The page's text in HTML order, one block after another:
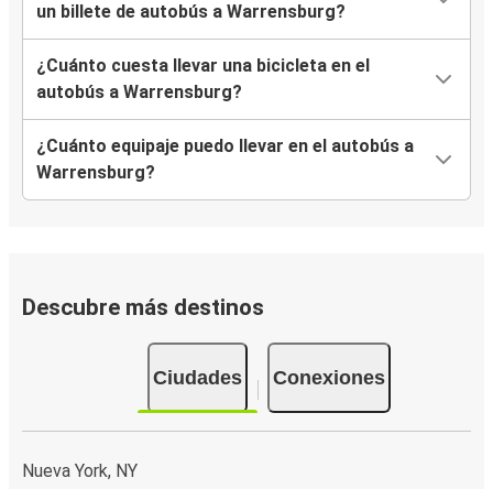
un billete de autobús a Warrensburg?
¿Cuánto cuesta llevar una bicicleta en el
autobús a Warrensburg?
¿Cuánto equipaje puedo llevar en el autobús a
Warrensburg?
Descubre más destinos
Ciudades Conexiones
Nueva York, NY